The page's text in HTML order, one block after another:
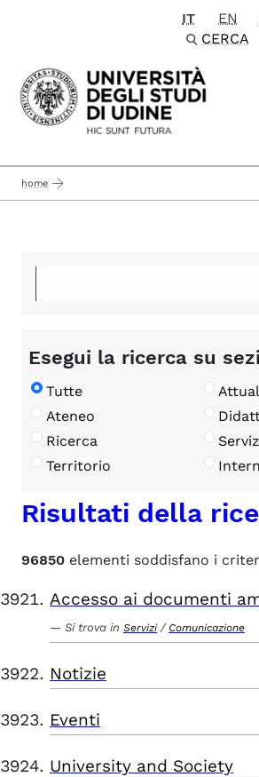
Passa al contenuto
IT EN
CERCA
home
Esegui la ricerca su
Tutte
Ateneo
Ricerca
Territorio
Risultati della
96850 elementi soddisfano i
Accesso ai documenti
Si trova in Servizi / Comunicazione
Notizie
Eventi
University and Society